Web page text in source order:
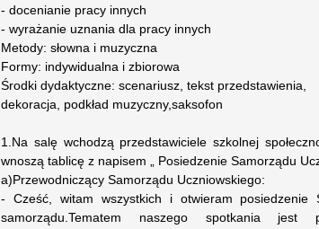
- docenianie pracy innych
- wyrażanie uznania dla pracy innych
Metody: słowna i muzyczna
Formy: indywidualna i zbiorowa
Środki dydaktyczne: scenariusz, tekst przedstawienia,
dekoracja, podkład muzyczny,saksofon
1.Na salę wchodzą przedstawiciele szkolnej
wnoszą tablicę z napisem „ Posiedzenie Samorządu
a)Przewodniczący Samorządu Uczniowskiego:
- Cześć, witam wszystkich i otwieram posiedzenie
samorządu.Tematem naszego spotkania